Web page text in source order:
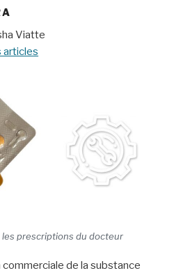
Viatte
articles
prescriptions du docteur
de la substance